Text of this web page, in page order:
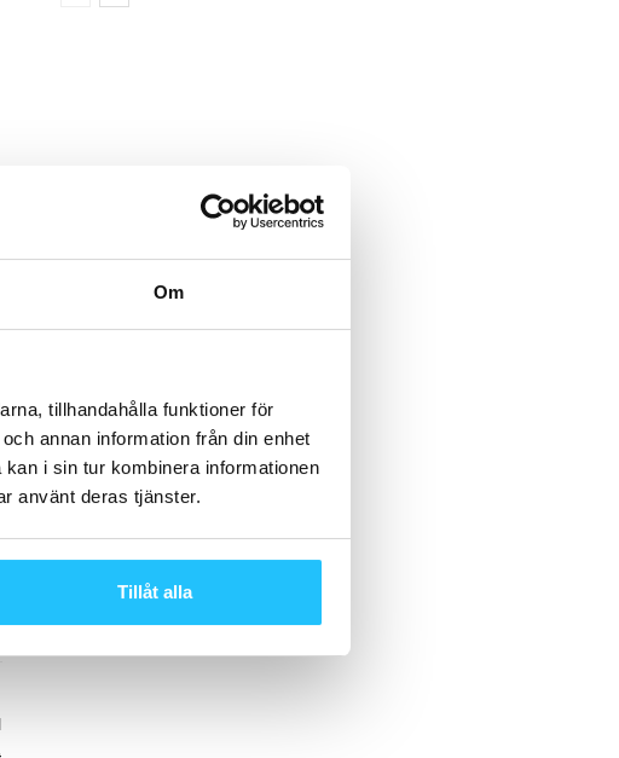
Om
tillhandahålla funktioner för
annan information från din enhet
i sin tur kombinera informationen
använt deras tjänster.
Tillåt alla